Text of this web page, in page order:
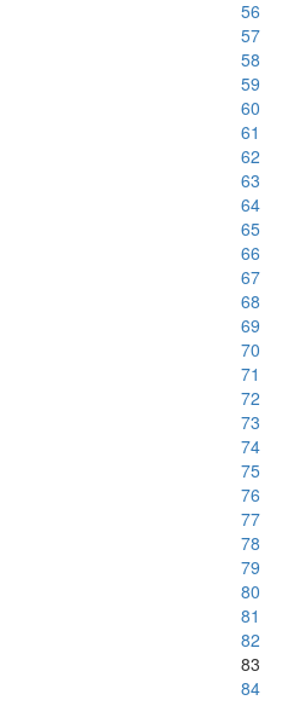
56
57
58
59
60
61
62
63
64
65
66
67
68
69
70
71
72
73
74
75
76
77
78
79
80
81
82
83
84